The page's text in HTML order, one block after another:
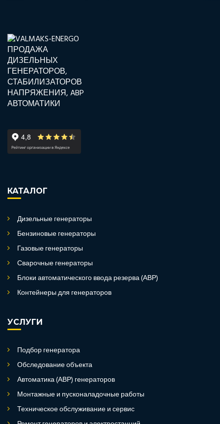
КАТАЛОГ
Дизельные генераторы
Бензиновые генераторы
Газовые генераторы
Сварочные генераторы
Блоки автоматического ввода резерва (АВР)
Контейнеры для генераторов
УСЛУГИ
Подбор генератора
Обследование объекта
Автоматика (АВР) генераторов
Монтажные и пусконаладочные работы
Техническое обслуживание и сервис